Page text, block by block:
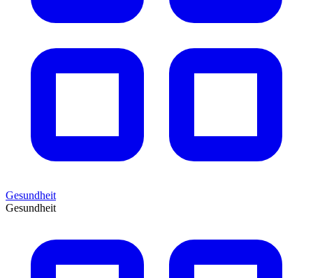
Gesundheit
Gesundheit